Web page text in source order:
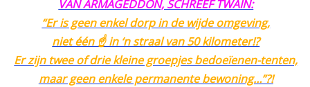
VAN ARMAGEDDON, SCHREEF TWAIN:
“Er is geen enkel dorp in de wijde omgeving,
niet één ☝️ in ‘n straal van 50 kilometer!?
Er zijn twee of drie kleine groepjes bedoeïenen-tenten,
maar geen enkele permanente bewoning…”?!